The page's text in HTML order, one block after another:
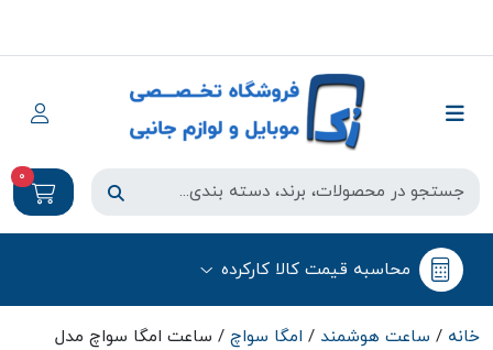
0
محاسبه قیمت کالا کارکرده
خانه / ساعت هوشمند / امگا سواچ / ساعت امگا سواچ مدل